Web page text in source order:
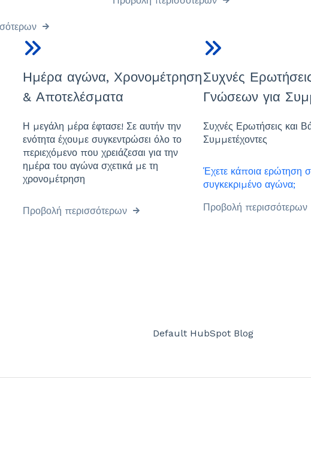
Ημέρα αγώνα, Χρονομέτρηση
& Αποτελέσματα
Η μεγάλη μέρα έφτασε! Σε αυτήν την
ενότητα έχουμε συγκεντρώσει όλο το
περιεχόμενο που χρειάζεσαι για την
ημέρα του αγώνα σχετικά με τη
χρονομέτρηση
Προβολή περισσότερων
Συχνές
Γνώσεων για
Συχνές Ερωτήσεις και
Συμμετέχοντες
Έχετε κάποια ερώτηση
συγκεκριμένο αγώνα;
Προβολή περισσότερων
Default HubSpot Blog